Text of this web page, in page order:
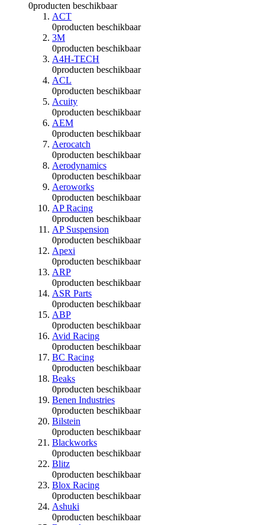
0producten beschikbaar
ACT
0producten beschikbaar
3M
0producten beschikbaar
A4H-TECH
0producten beschikbaar
ACL
0producten beschikbaar
Acuity
0producten beschikbaar
AEM
0producten beschikbaar
Aerocatch
0producten beschikbaar
Aerodynamics
0producten beschikbaar
Aeroworks
0producten beschikbaar
AP Racing
0producten beschikbaar
AP Suspension
0producten beschikbaar
Apexi
0producten beschikbaar
ARP
0producten beschikbaar
ASR Parts
0producten beschikbaar
ABP
0producten beschikbaar
Avid Racing
0producten beschikbaar
BC Racing
0producten beschikbaar
Beaks
0producten beschikbaar
Benen Industries
0producten beschikbaar
Bilstein
0producten beschikbaar
Blackworks
0producten beschikbaar
Blitz
0producten beschikbaar
Blox Racing
0producten beschikbaar
Ashuki
0producten beschikbaar